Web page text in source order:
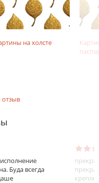
на холсте
отзыв
Буда всегда